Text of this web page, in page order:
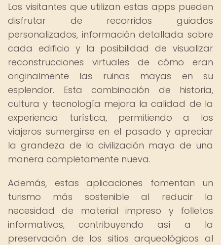
Los visitantes que utilizan estas apps pueden
disfrutar de recorridos guiados
personalizados, información detallada sobre
cada edificio y la posibilidad de visualizar
reconstrucciones virtuales de cómo eran
originalmente las ruinas mayas en su
esplendor. Esta combinación de historia,
cultura y tecnología mejora la calidad de la
experiencia turística, permitiendo a los
viajeros sumergirse en el pasado y apreciar
la grandeza de la civilización maya de una
manera completamente nueva.
Además, estas aplicaciones fomentan un
turismo más sostenible al reducir la
necesidad de material impreso y folletos
informativos, contribuyendo así a la
preservación de los sitios arqueológicos al